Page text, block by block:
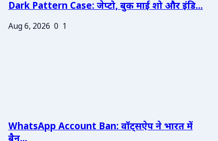
Dark Pattern Case: जेप्टो, बुक माई शो और इंडि...
Aug 6, 2026 0 1
WhatsApp Account Ban: वॉट्सऐप ने भारत में